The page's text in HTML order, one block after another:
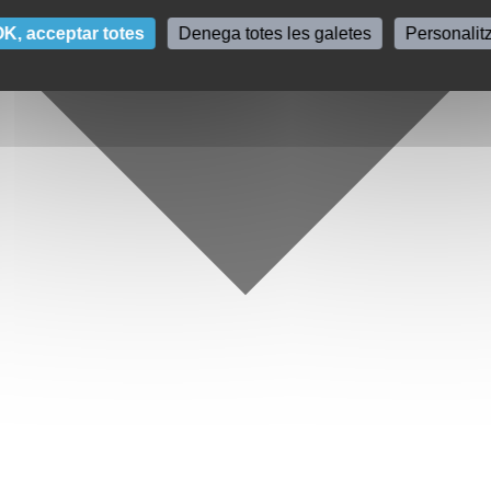
acceptar totes Denega totes les galetes